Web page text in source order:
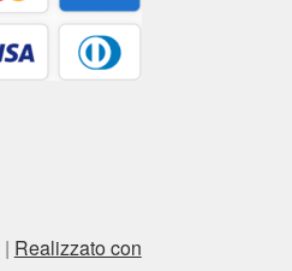
Realizzato con